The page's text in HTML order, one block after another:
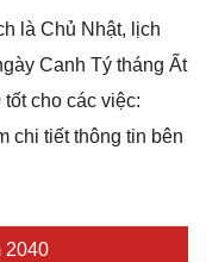
là Chủ Nhật, lịch
Canh Tý tháng Ất
cho các việc:
chi tiết thông tin bên
2040